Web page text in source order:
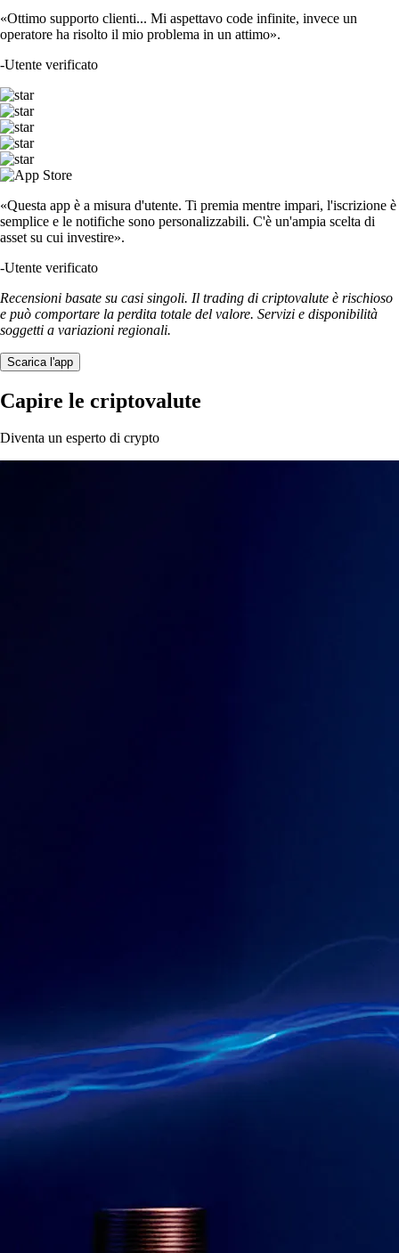
«Ottimo supporto clienti... Mi aspettavo code infinite, invece un
operatore ha risolto il mio problema in un attimo».
-Utente verificato
«Questa app è a misura d'utente. Ti premia mentre impari, l'iscrizione è
semplice e le notifiche sono personalizzabili. C'è un'ampia scelta di
asset su cui investire».
-Utente verificato
Recensioni basate su casi singoli. Il trading di criptovalute è rischioso
e può comportare la perdita totale del valore. Servizi e disponibilità
soggetti a variazioni regionali.
Scarica l'app
Capire le criptovalute
Diventa un esperto di crypto